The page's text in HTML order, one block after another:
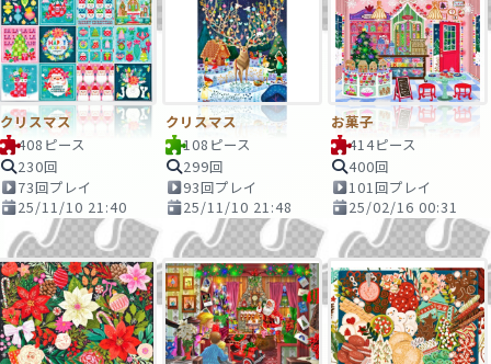
クリスマス
408ピース
230回
73回プレイ
25/11/10 21:40
クリスマス
108ピース
299回
93回プレイ
25/11/10 21:48
お菓子
414ピース
400回
101回プレイ
25/02/16 00:31